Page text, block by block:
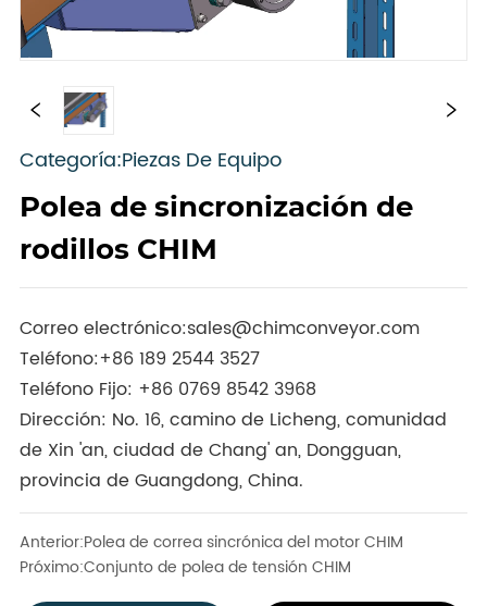
Categoría:Piezas De Equipo
Polea de sincronización de
rodillos CHIM
Correo electrónico:sales@chimconveyor.com
Teléfono:+86 189 2544 3527
Teléfono Fijo: +86 0769 8542 3968
Dirección: No. 16, camino de Licheng, comunidad
de Xin 'an, ciudad de Chang' an, Dongguan,
provincia de Guangdong, China.
Anterior:Polea de correa sincrónica del motor CHIM
Próximo:Conjunto de polea de tensión CHIM